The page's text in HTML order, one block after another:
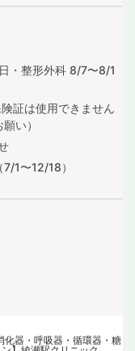
・整形外科 8/7〜8/1
証は使用できません
い）
1〜12/18）
化器・呼吸器・循環器・糖